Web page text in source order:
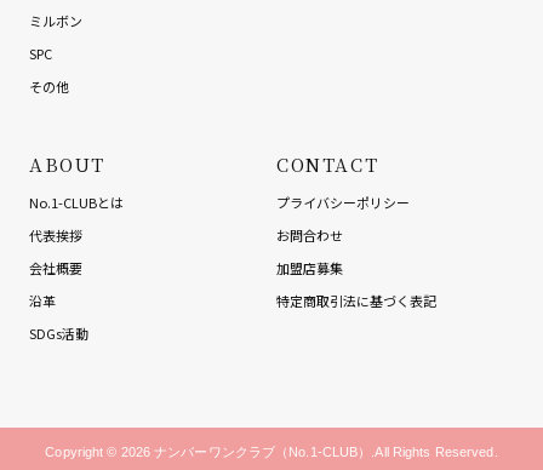
ミルボン
SPC
その他
ABOUT
No.1-CLUBとは
代表挨拶
会社概要
沿革
SDGs活動
CONTACT
プライバシーポリシー
お問合わせ
加盟店募集
特定商取引法に基づく表記
Copyright © 2026 ナンバーワンクラブ（No.1-CLUB）.All Rights Reserved.